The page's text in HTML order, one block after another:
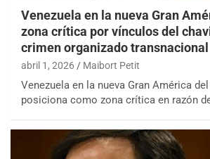
Venezuela en la nueva Gran
zona crítica por vínculos del
crimen organizado transnacional
abril 1, 2026 Maibort Petit
Venezuela en la nueva Gran América
posiciona como zona crítica en razón